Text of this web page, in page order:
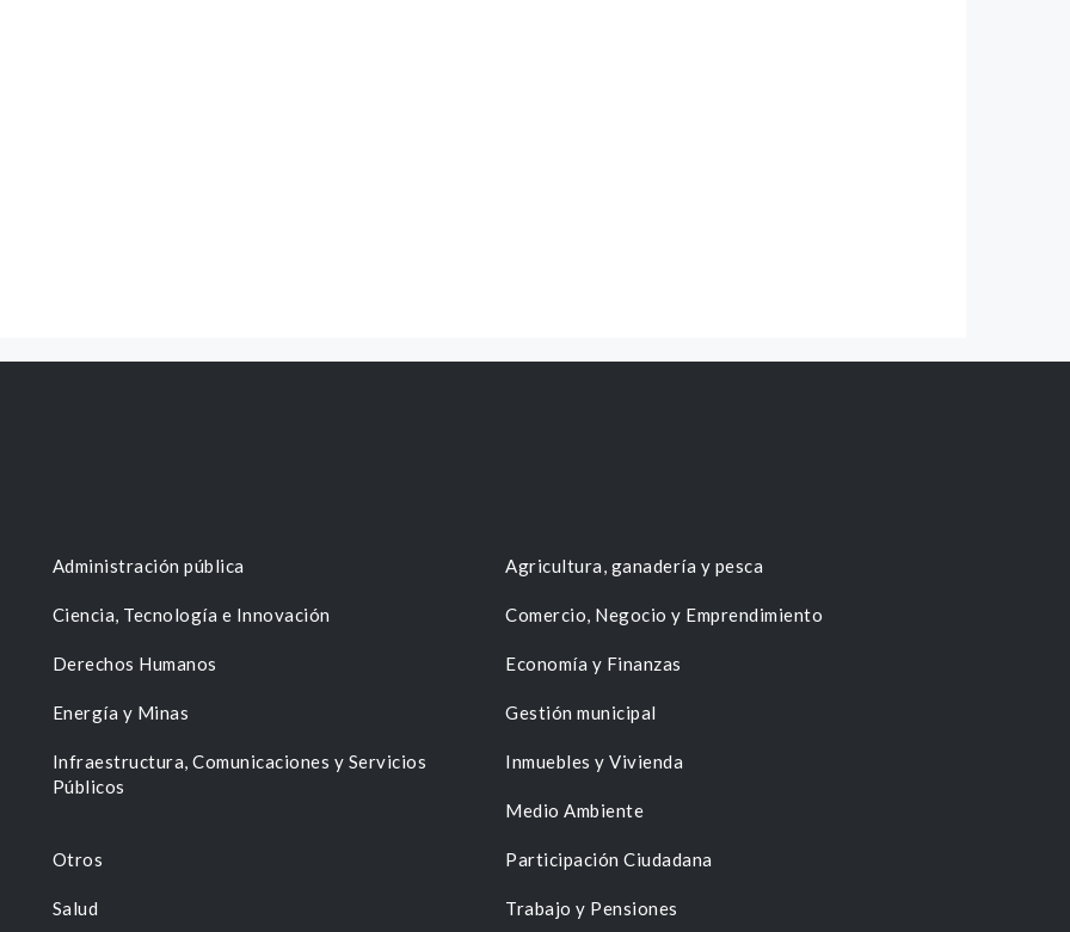
Administración pública Agricultura, ganadería y pesca
Ciencia, Tecnología e Innovación Comercio, Negocio y Emprendimiento
Derechos Humanos Economía y Finanzas
Energía y Minas Gestión municipal
Infraestructura, Comunicaciones y Servicios
Públicos
Inmuebles y Vivienda
Medio Ambiente
Otros Participación Ciudadana
Salud Trabajo y Pensiones